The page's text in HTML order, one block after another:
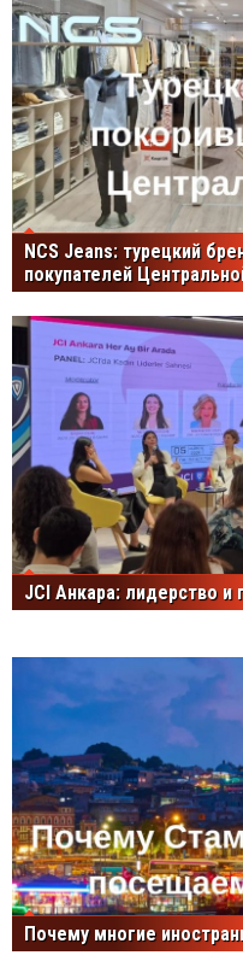
NCS Jeans: турецкий
покупателей
JCI Анкара: лидерство и
Почему многие